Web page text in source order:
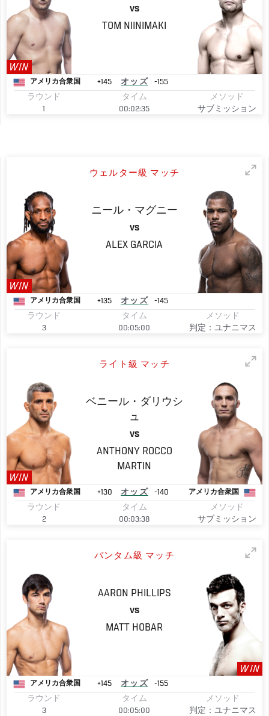
WIN
VS
TOM NIINIMAKI
アメリカ合衆国 +145 オッズ
-155
ラウンド
1
タイム
00:02:35
メソッド
サブミッション
ウェルター級 マッチ
WIN
ニール・マグニー
VS
ALEX GARCIA
アメリカ合衆国 +135 オッズ
-145
ラウンド
3
タイム
00:05:00
メソッド
判定：ユナニマス
ライト級 マッチ
WIN
ベニール・ダリウシ
ュ
VS
ANTHONY ROCCO
MARTIN
アメリカ合衆国 +130 オッズ -140 アメリカ合衆国
ラウンド
2
タイム
00:03:38
メソッド
サブミッション
バンタム級 マッチ
AARON PHILLIPS
VS
MATT HOBAR
WIN
アメリカ合衆国 +145 オッズ
-155
ラウンド
3
タイム
00:05:00
メソッド
判定：ユナニマス